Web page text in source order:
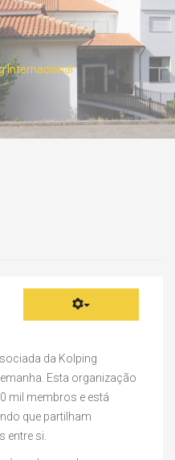
Internacional
da Kolping
Esta organização
mil membros e está
que partilham
entre si.